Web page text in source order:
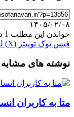
۱۴۰۵/۰۲/۰۸
خواندن این مطلب 1 دقیقه زمان میبرد
فیس بوک توییتر (X)
نوشته های مشابه
متا به کاربران